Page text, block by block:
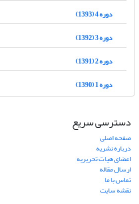
دوره 4 (1393)
دوره 3 (1392)
دوره 2 (1391)
دوره 1 (1390)
دسترسی سریع
صفحه اصلی
درباره نشریه
اعضای هیات تحریریه
ارسال مقاله
تماس با ما
نقشه سایت